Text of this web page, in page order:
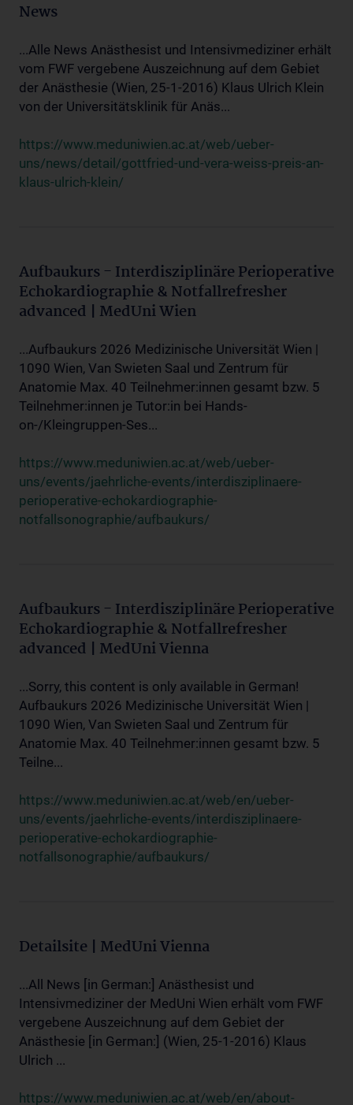
News
...Alle News Anästhesist und Intensivmediziner erhält
vom FWF vergebene Auszeichnung auf dem Gebiet
der Anästhesie (Wien, 25-1-2016) Klaus Ulrich Klein
von der Universitätsklinik für Anäs...
https://www.meduniwien.ac.at/web/ueber-
uns/news/detail/gottfried-und-vera-weiss-preis-an-
klaus-ulrich-klein/
Aufbaukurs - Interdisziplinäre Perioperative
Echokardiographie & Notfallrefresher
advanced | MedUni Wien
...Aufbaukurs 2026 Medizinische Universität Wien |
1090 Wien, Van Swieten Saal und Zentrum für
Anatomie Max. 40 Teilnehmer:innen gesamt bzw. 5
Teilnehmer:innen je Tutor:in bei Hands-
on-/Kleingruppen-Ses...
https://www.meduniwien.ac.at/web/ueber-
uns/events/jaehrliche-events/interdisziplinaere-
perioperative-echokardiographie-
notfallsonographie/aufbaukurs/
Aufbaukurs - Interdisziplinäre Perioperative
Echokardiographie & Notfallrefresher
advanced | MedUni Vienna
...Sorry, this content is only available in German!
Aufbaukurs 2026 Medizinische Universität Wien |
1090 Wien, Van Swieten Saal und Zentrum für
Anatomie Max. 40 Teilnehmer:innen gesamt bzw. 5
Teilne...
https://www.meduniwien.ac.at/web/en/ueber-
uns/events/jaehrliche-events/interdisziplinaere-
perioperative-echokardiographie-
notfallsonographie/aufbaukurs/
Detailsite | MedUni Vienna
...All News [in German:] Anästhesist und
Intensivmediziner der MedUni Wien erhält vom FWF
vergebene Auszeichnung auf dem Gebiet der
Anästhesie [in German:] (Wien, 25-1-2016) Klaus
Ulrich ...
https://www.meduniwien.ac.at/web/en/about-